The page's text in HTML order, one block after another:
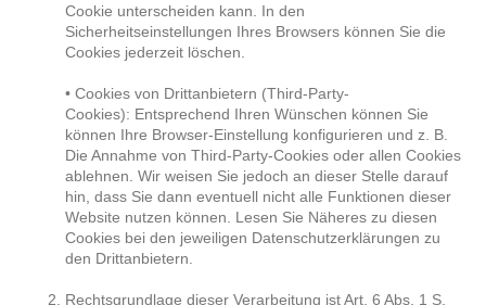
Cookie unterscheiden kann. In den
Sicherheitseinstellungen Ihres Browsers können Sie die
Cookies jederzeit löschen.
• Cookies von Drittanbietern (Third-Party-
Cookies): Entsprechend Ihren Wünschen können Sie
können Ihre Browser-Einstellung konfigurieren und z. B.
Die Annahme von Third-Party-Cookies oder allen Cookies
ablehnen. Wir weisen Sie jedoch an dieser Stelle darauf
hin, dass Sie dann eventuell nicht alle Funktionen dieser
Website nutzen können. Lesen Sie Näheres zu diesen
Cookies bei den jeweiligen Datenschutzerklärungen zu
den Drittanbietern.
Rechtsgrundlage dieser Verarbeitung ist Art. 6 Abs. 1 S.